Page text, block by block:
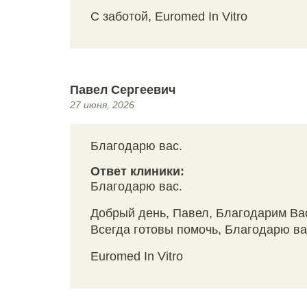
С заботой, Euromed In Vitro
Павел Сергеевич
27 июня, 2026
Благодарю вас.
Ответ клиники:
Благодарю вас.
Добрый день, Павел, Благодарим
Всегда готовы помочь, Благодарю
Euromed In Vitro